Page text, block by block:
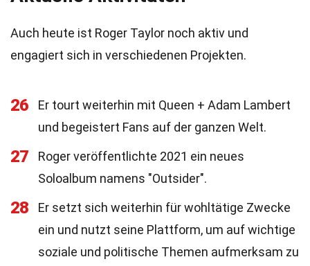
Auch heute ist Roger Taylor noch aktiv und
engagiert sich in verschiedenen Projekten.
26
Er tourt weiterhin mit Queen + Adam Lambert
und begeistert Fans auf der ganzen Welt.
27
Roger veröffentlichte 2021 ein neues
Soloalbum namens "Outsider".
28
Er setzt sich weiterhin für wohltätige Zwecke
ein und nutzt seine Plattform, um auf wichtige
soziale und politische Themen aufmerksam zu